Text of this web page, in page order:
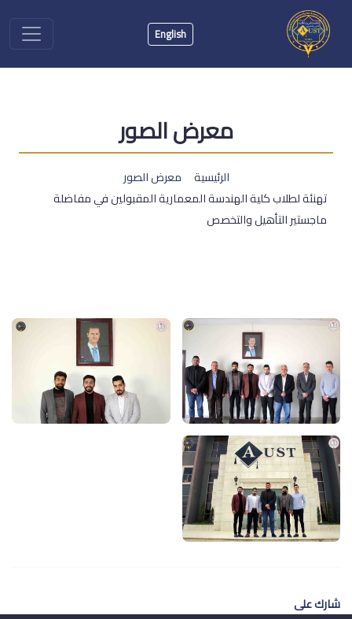
English
معرض الصور
الرئيسية
معرض الصور
تهنئة لطلاب كلية الهندسة المعمارية المقبولين في مفاضلة
ماجستير التأهيل والتخصص
شارك على